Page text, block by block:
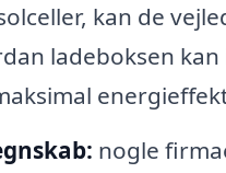
kan de
ladeboksen
nogle